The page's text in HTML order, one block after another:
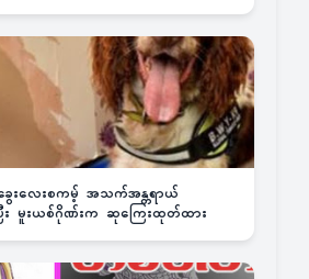
းလေးစကမ့် အသက်အန္တရာယ်
ပြီး မူးယစ်ဂိုဏ်းက ဆုကြေးထုတ်ထား